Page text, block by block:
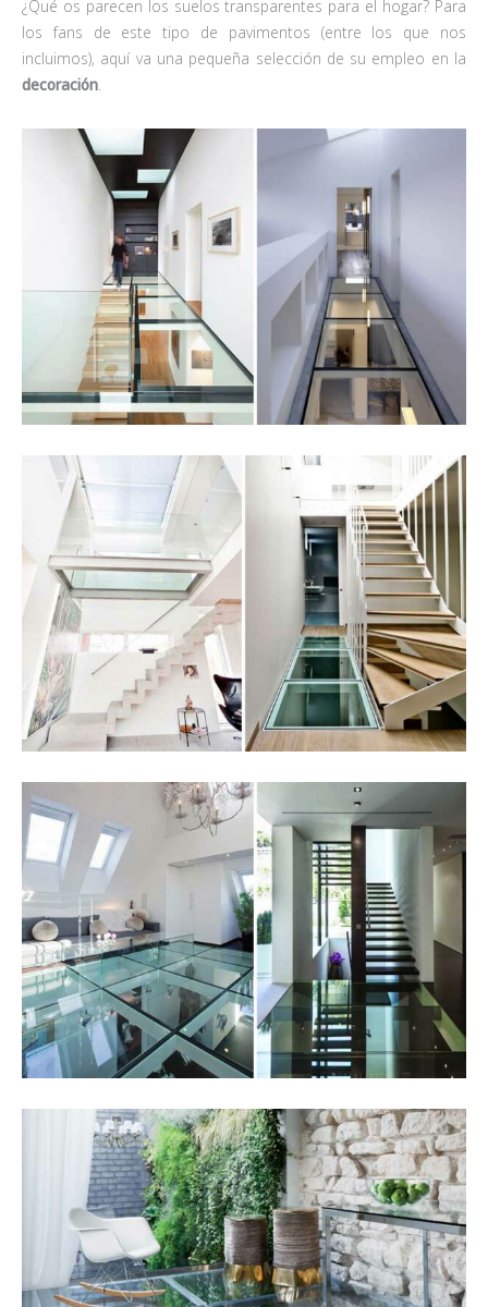
¿Qué os parecen los suelos transparentes para el hogar? Para
los fans de este tipo de pavimentos (entre los que nos
incluimos), aquí va una pequeña selección de su empleo en la
decoración.